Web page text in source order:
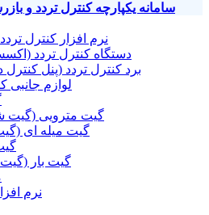
سامانه یکپارچه کنترل تردد و
نرم افزار کنترل
دستگاه کنترل تردد
برد کنترل تردد (پنل
لوازم جانبی
گیت مترویی (گیت
گیت میله ای
گیت بار
نرم